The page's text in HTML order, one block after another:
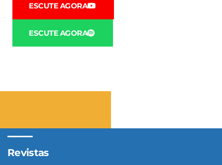
ESCUTE AGORA
ESCUTE AGORA
Revistas